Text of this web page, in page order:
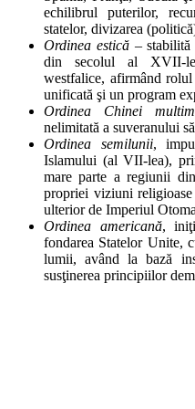
echilibrul puterilor,
statelor, divizarea
Ordinea estică –
din secolul al XVII-
westfalice, afirmând
unificată şi un program
Ordinea Chinei
nelimitată a suveranului
Ordinea semilunii,
Islamului (al VII-lea),
mare parte a regiunii
propriei viziuni
ulterior de Imperiul
Ordinea americană,
fondarea Statelor Unite,
lumii, având la bază
susţinerea principiilor